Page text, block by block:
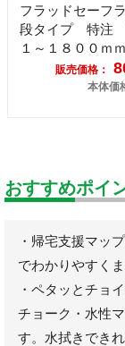
フラッドセーフ
段タイプ 特注
１～１８００ｍｍ
販売価格：
本体価
おすすめポイ
・帰宅支援マッ
でわかりやすく
・ペタッとチョ
チョーク・水性
す。水拭きでき